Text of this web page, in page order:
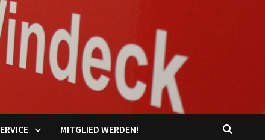
MITGLIED WERDEN!